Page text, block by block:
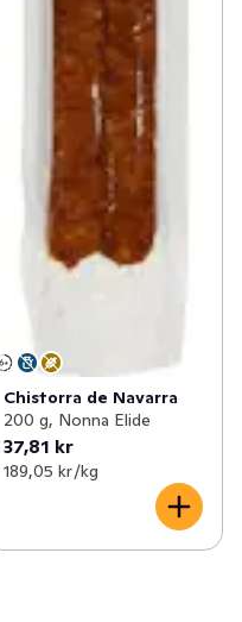
Chistorra de Navarra
200 g, Nonna Elide
37,81 kr
189,05 kr /kg